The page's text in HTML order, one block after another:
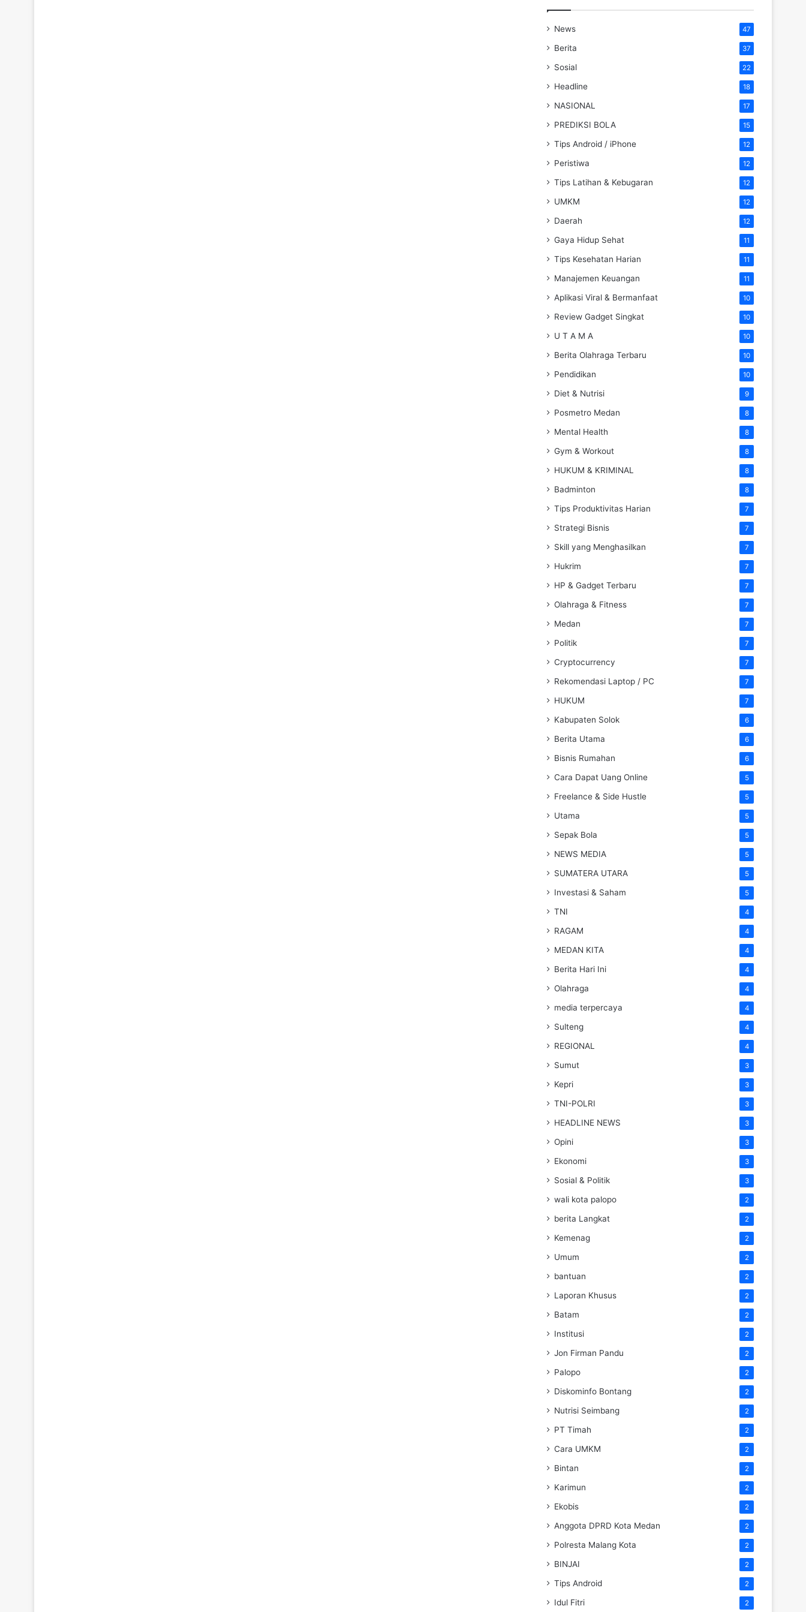
News 47
Berita 37
Sosial 22
Headline 18
NASIONAL 17
PREDIKSI BOLA 15
Tips Android / iPhone 12
Peristiwa 12
Tips Latihan & Kebugaran 12
UMKM 12
Daerah 12
Gaya Hidup Sehat 11
Tips Kesehatan Harian 11
Manajemen Keuangan 11
Aplikasi Viral & Bermanfaat 10
Review Gadget Singkat 10
U T A M A 10
Berita Olahraga Terbaru 10
Pendidikan 10
Diet & Nutrisi 9
Posmetro Medan 8
Mental Health 8
Gym & Workout 8
HUKUM & KRIMINAL 8
Badminton 8
Tips Produktivitas Harian 7
Strategi Bisnis 7
Skill yang Menghasilkan 7
Hukrim 7
HP & Gadget Terbaru 7
Olahraga & Fitness 7
Medan 7
Politik 7
Cryptocurrency 7
Rekomendasi Laptop / PC 7
HUKUM 7
Kabupaten Solok 6
Berita Utama 6
Bisnis Rumahan 6
Cara Dapat Uang Online 5
Freelance & Side Hustle 5
Utama 5
Sepak Bola 5
NEWS MEDIA 5
SUMATERA UTARA 5
Investasi & Saham 5
TNI 4
RAGAM 4
MEDAN KITA 4
Berita Hari Ini 4
Olahraga 4
media terpercaya 4
Sulteng 4
REGIONAL 4
Sumut 3
Kepri 3
TNI-POLRI 3
HEADLINE NEWS 3
Opini 3
Ekonomi 3
Sosial & Politik 3
wali kota palopo 2
berita Langkat 2
Kemenag 2
Umum 2
bantuan 2
Laporan Khusus 2
Batam 2
Institusi 2
Jon Firman Pandu 2
Palopo 2
Diskominfo Bontang 2
Nutrisi Seimbang 2
PT Timah 2
Cara UMKM 2
Bintan 2
Karimun 2
Ekobis 2
Anggota DPRD Kota Medan 2
Polresta Malang Kota 2
BINJAI 2
Tips Android 2
Idul Fitri 2